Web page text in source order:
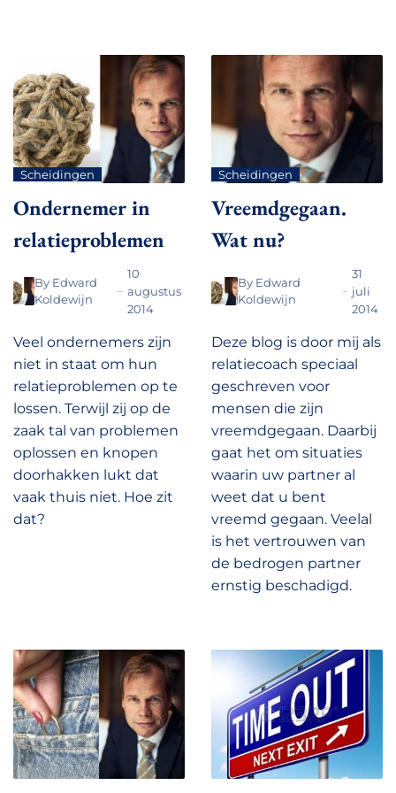
Scheidingen
Ondernemer in
relatieproblemen
By Edward
Koldewijn
10
augustus
2014
Veel ondernemers zijn
niet in staat om hun
relatieproblemen op te
lossen. Terwijl zij op de
zaak tal van problemen
oplossen en knopen
doorhakken lukt dat
vaak thuis niet. Hoe zit
dat?
Scheidingen
Vreemdgegaan.
Wat nu?
By Edward
Koldewijn
31
juli
2014
Deze blog is door mij als
relatiecoach speciaal
geschreven voor
mensen die zijn
vreemdgegaan. Daarbij
gaat het om situaties
waarin uw partner al
weet dat u bent
vreemd gegaan. Veelal
is het vertrouwen van
de bedrogen partner
ernstig beschadigd.